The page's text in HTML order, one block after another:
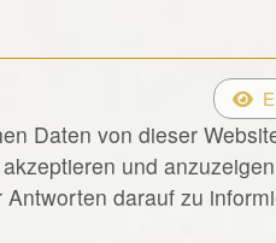
Daten von dieser
und
darauf zu